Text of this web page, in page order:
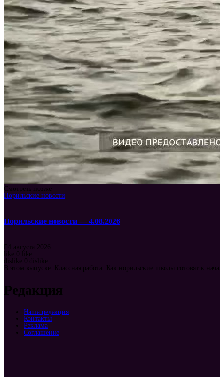
Смотреть позже
Норильские новости
Норильские новости — 4.08.2026
4 августа 2026
like
0
like
dislike
0 dislike
В этом выпуске: Классная работа. Как норильские школы готовят к
Редакция
Наша редакция
Контакты
Реклама
Соглашение